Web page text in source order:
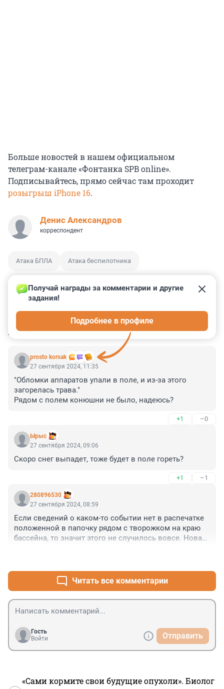
Больше новостей в нашем официальном
телеграм-канале «Фонтанка SPB online».
Подписывайтесь, прямо сейчас там проходит
розыгрыш iPhone 16.
Денис Александров
корреспондент
Атака БПЛА Атака беспилотника
КОММЕНТАРИИ 9
prosto korsak
Получай награды за комментарии и другие
задания!
Подробнее в профиле
27 сентября 2024, 11:35
"Обломки аппаратов упали в поле, и из-за этого
загорелась трава."
Рядом с полем конюшни не было, надеюсь?
+1 –0
Ырыс
27 сентября 2024, 09:06
Скоро снег выпадет, тоже будет в поле гореть?
+1 –1
280896530
27 сентября 2024, 08:59
Если сведений о каком-то событии нет в распечатке
положенной в папочку рядом с творожком на краю
бассейна, то значит этого не случилось вовсе. Новая
Читать все комментарии
Гость
Войти
Отправить
«Сами кормите свои будущие опухоли». Биолог